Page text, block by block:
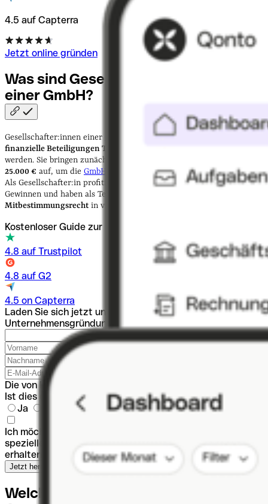
4.5 auf Capterra
Jetzt online gründen
Was sind Gesellschafter:innen bei
einerGmbH?
Gesellschafter:innen einer sind Personen, die
finanzielle Beteiligungen Teilhaber:innen des Unternehmens
werden. Sie bringen zunächst ein
25.000 € auf, um die GmbH zu gründen
oder sich daran zu beteiligen.
Als Gesellschafter:in profitieren sie von den erwirtschafteten
Gewinnen und haben als Teil des Gesellschafterkreises zudem ein
Mitbestimmungsrecht in vielen Angelegenheiten der Gesellschaft.
Kostenloser Guide zur Firmengründung
4.8 auf Trustpilot
4.8 auf G2
4.5 on Capterra
Laden Sie sich jetzt unseren kostenlosen Guide zur
Unternehmensgründung im PDF-Format herunter.
Die von Ihnen angegebene E-Mail scheint ungültig zu sein.
Ist dies eine Unternehmensgründung?
Ja
Ich möchte Produktneuigkeiten und -einblicke sowie
spezielle Angebote und Partnerangebote von Qonto
erhalten.
Welche Arten von